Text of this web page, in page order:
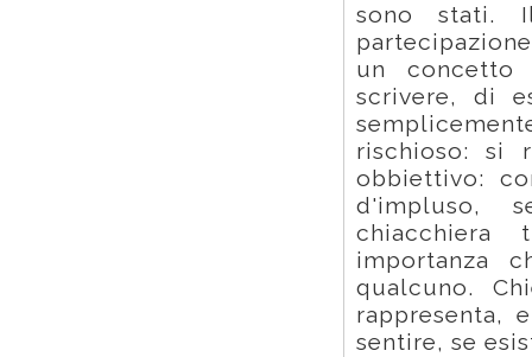
sono stati.
un concetto
scrivere, di
rischioso: si
obbiettivo:
d'impluso,
chiacchiera
importanza
qualcuno.
rappresenta,
sentire, se